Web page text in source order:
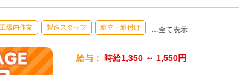
場内作業 製造スタッフ 組立・組付け …全て表示
給与： 時給1,350 ～ 1,550円